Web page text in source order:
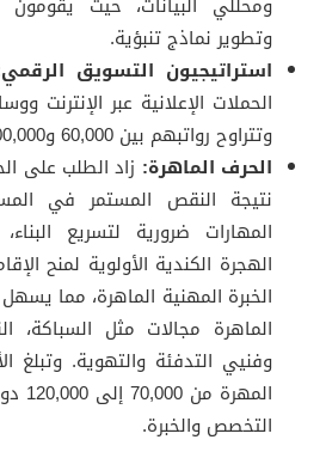
وتطوير نماذج تنبؤية.
استراتيجيون التسويق الرقمي
الحملات الإعلانية عبر الإنترنت
وتتراوح رواتبهم بين 60,000 و100,000 دولار كندي.
الحرف الماهرة: زاد الطلب على
نتيجة النقص المستمر في
المهارات ضرورية لتسريع
الهجرة الكندية الأولوية لمنح
الخبرة المهنية الماهرة، مما
الماهرة مجالات مثل السباكة،
وفنيي التدفئة والتهوية. وتبلغ
التخصص والخبرة.